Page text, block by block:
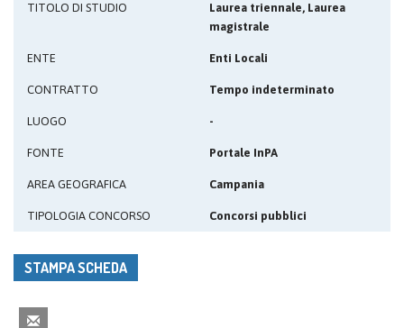
TITOLO DI STUDIO
Laurea triennale, Laurea
magistrale
ENTE Enti Locali
CONTRATTO Tempo indeterminato
LUOGO -
FONTE Portale InPA
AREA GEOGRAFICA Campania
TIPOLOGIA CONCORSO Concorsi pubblici
STAMPA SCHEDA